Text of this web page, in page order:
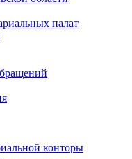
палат
конторы